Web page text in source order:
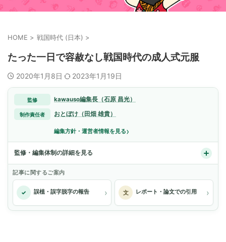
HOME > 戦国時代 (日本) >
たった一日で容赦なし戦国時代の成人式元服
2020年1月8日 2023年1月19日
監修 kawauso編集長（石原 昌光）
制作責任者 おとぼけ（田畑 雄貴）
編集方針・運営者情報を見る›
監修・編集体制の詳細を見る
記事に関するご案内
✓ 誤植・誤字脱字の報告 › 文 レポート・論文での引用 ›